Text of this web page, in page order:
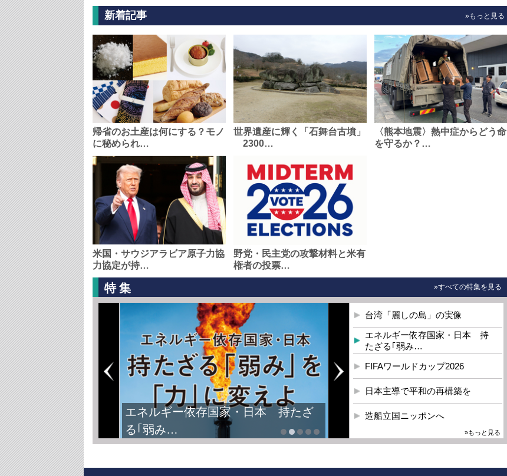
新着記事 »もっと見る
帰省のお土産は何にする？モノ
に秘められ…
世界遺産に輝く「石舞台古墳」
2300…
〈熊本地震〉熱中症からどう命
を守るか？…
米国・サウジアラビア原子力協
力協定が持…
野党・民主党の攻撃材料と米有
権者の投票…
特集 »すべての特集を見る
エネルギー依存国家・日本 持たざ
る｢弱み…
台湾「麗しの島」の実像
エネルギー依存国家・日本 持
たざる｢弱み…
FIFAワールドカップ2026
日本主導で平和の再構築を
造船立国ニッポンへ
»もっと見る